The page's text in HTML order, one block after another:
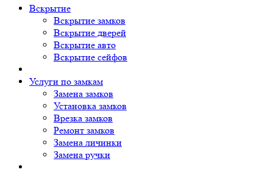
Вскрытие
Вскрытие замков
Вскрытие дверей
Вскрытие авто
Вскрытие сейфов
Услуги по замкам
Замена замков
Установка замков
Врезка замков
Ремонт замков
Замена личинки
Замена ручки